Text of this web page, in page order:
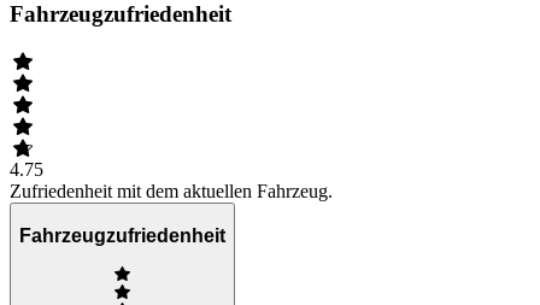
Fahrzeugzufriedenheit
4.75
Zufriedenheit mit dem aktuellen Fahrzeug.
Fahrzeugzufriedenheit